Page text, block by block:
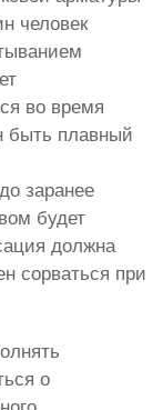
человек
во время
быть плавный
заранее
будет
должна
сорваться при
о